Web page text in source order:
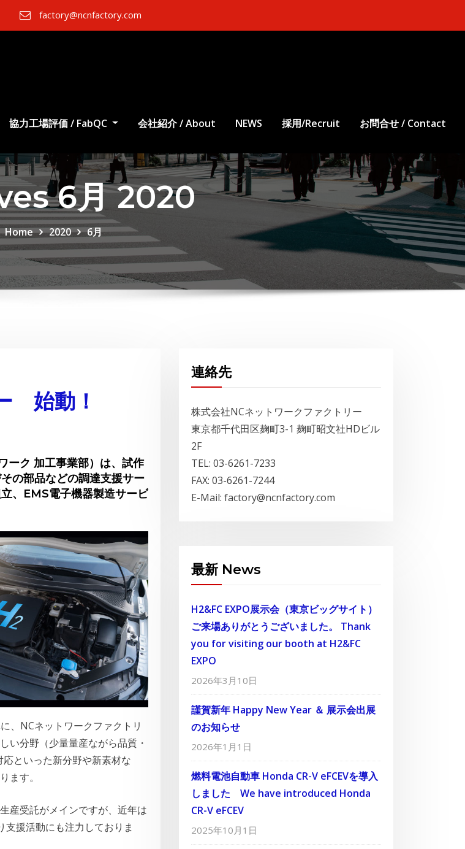
factory@ncnfactory.com
協力工場評価 / FabQC 会社紹介 / About NEWS 採用/Recruit お問合せ / Contact
6月 2020
Home 2020 6月
始動！
ーク 加工事業部）は、試作
の部品などの調達支援サー
、EMS電子機器製造サービ
、NCネットワークファクトリ
い分野（少量量産ながら品質・
といった新分野や新素材な
ます。
産受託がメインですが、近年は
援活動にも注力しておりま
連絡先
株式会社NCネットワークファクトリー
東京都千代田区麹町3-1 麹町昭文社HDビル
2F
TEL: 03-6261-7233
FAX: 03-6261-7244
E-Mail: factory@ncnfactory.com
最新 News
H2&FC EXPO展示会（東京ビッグサイト）
ご来場ありがとうございました。 Thank
you for visiting our booth at H2&FC
EXPO
2026年3月10日
謹賀新年 Happy New Year ＆ 展示会出展
のお知らせ
2026年1月1日
燃料電池自動車 Honda CR-V eFCEVを導入
しました We have introduced Honda
CR-V eFCEV
2025年10月1日